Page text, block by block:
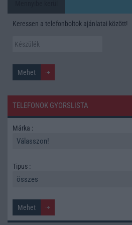
Keressen a telefonboltok ajánlatai között!
TELEFONOK GYORSLISTA
Márka :
Tipus :